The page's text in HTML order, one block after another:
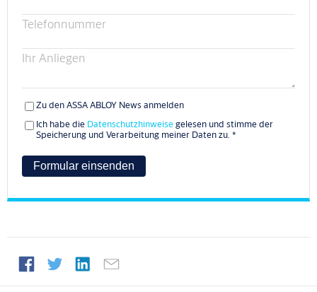
Telefonnummer
Ihr Anliegen
Zu den ASSA ABLOY News anmelden
Ich habe die Datenschutzhinweisegelesen und stimme der
Speicherung und Verarbeitung meiner Daten zu. *